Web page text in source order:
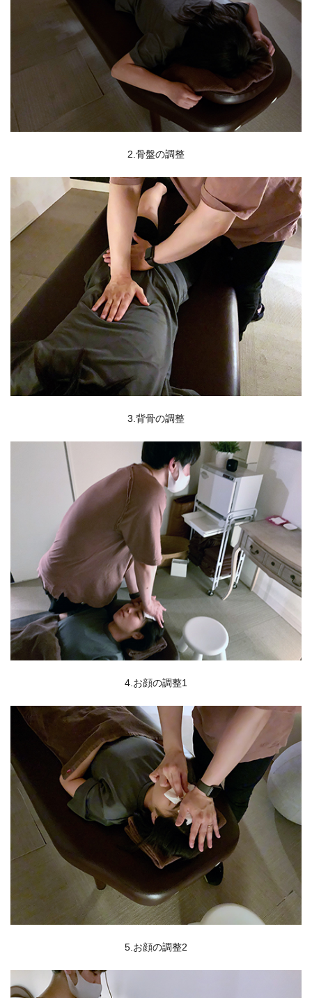
2.骨盤の調整
3.背骨の調整
4.お顔の調整1
5.お顔の調整2